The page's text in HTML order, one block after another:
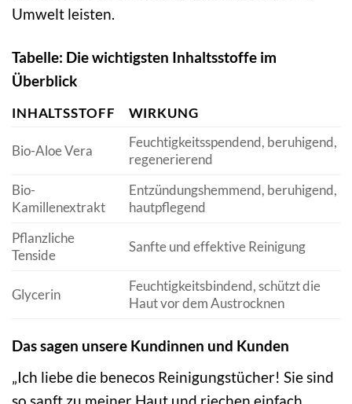
Umwelt leisten.
Tabelle: Die wichtigsten Inhaltsstoffe im
Überblick
INHALTSSTOFF WIRKUNG
Bio-Aloe Vera
Feuchtigkeitsspendend, beruhigend,
regenerierend
Bio-
Kamillenextrakt
Entzündungshemmend, beruhigend,
hautpflegend
Pflanzliche
Tenside
Sanfte und effektive Reinigung
Glycerin
Feuchtigkeitsbindend, schützt die
Haut vor dem Austrocknen
Das sagen unsere Kundinnen und Kunden
„Ich liebe die benecos Reinigungstücher! Sie sind